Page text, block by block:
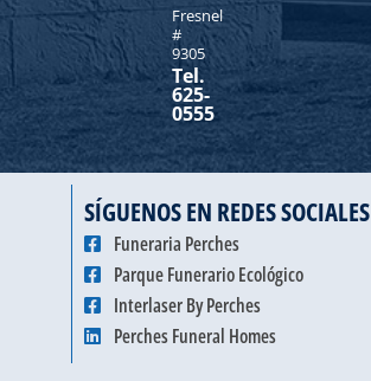
Fresnel
#
9305
Tel.
625-
0555
SÍGUENOS EN REDES SOCIALES
Funeraria Perches
Parque Funerario Ecológico
Interlaser By Perches
Perches Funeral Homes